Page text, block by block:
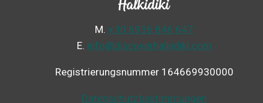
Μ. +30 6936 846 647
Ε. info@discoverhalkidiki.com
Registrierungsnummer 164669930000
Datenschutzbestimmungen